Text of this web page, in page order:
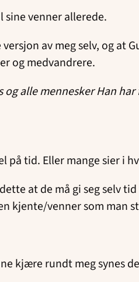
venner allerede.
av meg selv, og at
og medvandrere.
alle mennesker Han
på tid. Eller mange sier i
at de må gi seg selv
kjente/venner som man
kjære rundt meg synes